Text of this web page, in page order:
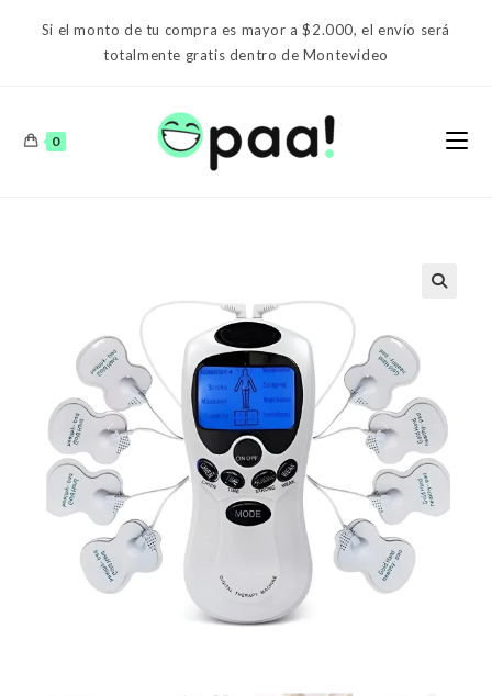
Si el monto de tu compra es mayor a $2.000, el envío será
totalmente gratis dentro de Montevideo
0